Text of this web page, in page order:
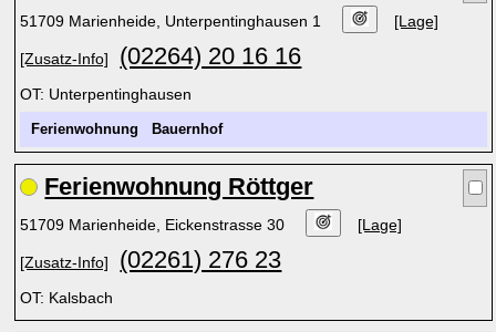
51709 Marienheide, Unterpentinghausen 1 [Lage]
[Zusatz-Info] (02264) 20 16 16
OT: Unterpentinghausen
Ferienwohnung Bauernhof
Ferienwohnung Röttger
51709 Marienheide, Eickenstrasse 30 [Lage]
[Zusatz-Info] (02261) 276 23
OT: Kalsbach